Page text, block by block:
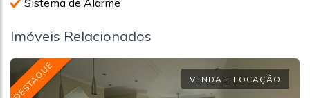
Sistema de Alarme
Imóveis Relacionados
DESTAQUE VENDA E LOCAÇÃO